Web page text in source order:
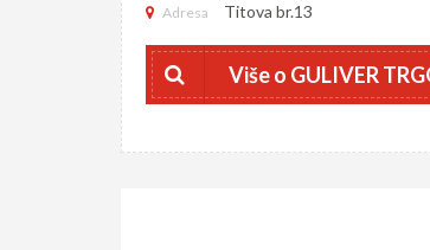
Adresa Titova br.13
Više o GULIVER